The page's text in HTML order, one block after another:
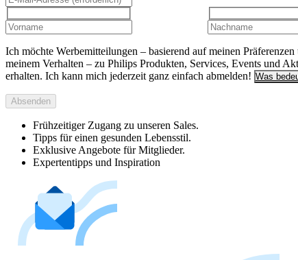
Ich möchte Werbemitteilungen – basierend auf meinen Präferenzen
meinem Verhalten – zu Philips Produkten, Services, Events und
erhalten. Ich kann mich jederzeit ganz einfach abmelden! Was
Absenden
Frühzeitiger Zugang zu unseren Sales.
Tipps für einen gesunden Lebensstil.
Exklusive Angebote für Mitglieder.
Expertentipps und Inspiration